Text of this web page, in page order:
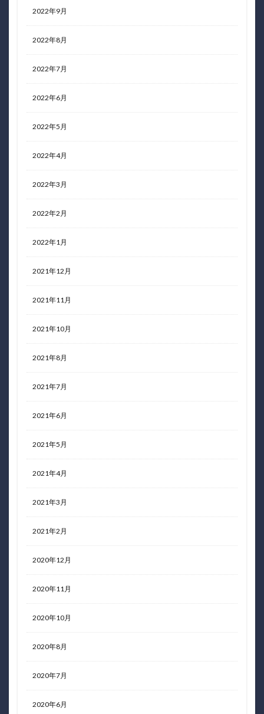
2022年9月
2022年8月
2022年7月
2022年6月
2022年5月
2022年4月
2022年3月
2022年2月
2022年1月
2021年12月
2021年11月
2021年10月
2021年8月
2021年7月
2021年6月
2021年5月
2021年4月
2021年3月
2021年2月
2020年12月
2020年11月
2020年10月
2020年8月
2020年7月
2020年6月